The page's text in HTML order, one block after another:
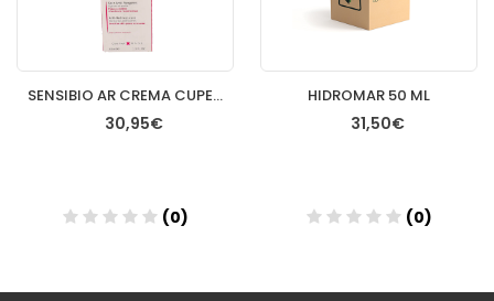
SENSIBIO AR CREMA CUPEROSIS 40 ML
30,95€
(0)
HIDROMAR 50 ML
31,50€
(0)